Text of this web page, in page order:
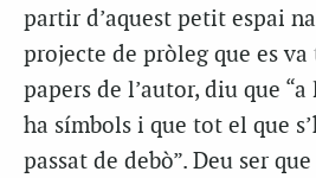
partir d’aquest petit espai
projecte de pròleg que es
papers de l’autor, diu que
ha símbols i que tot el que
passat de debò”. Deu ser